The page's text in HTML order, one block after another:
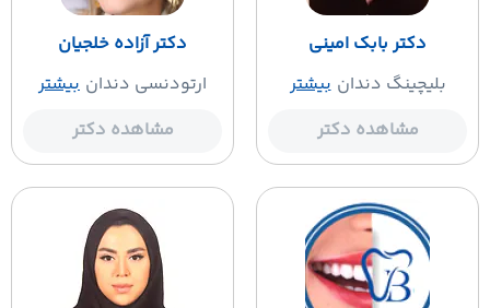
دکتر بابک امینی
بلیچینگ دندان بیشتر
مشاهده دکتر
دکتر آزاده خلجیان
ارتودنسی دندان بیشتر
مشاهده دکتر